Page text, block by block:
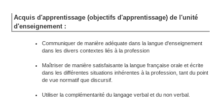
Acquis d'apprentissage (objectifs d'apprentissage) de l'unité
d'enseignement :
Communiquer de manière adéquate dans la langue d'enseignement
dans les divers contextes liés à la profession
Maîtriser de manière satisfaisante la langue française orale et écrite
dans les différentes situations inhérentes à la profession, tant du point
de vue normatif que discursif.
Utiliser la complémentarité du langage verbal et du non verbal.